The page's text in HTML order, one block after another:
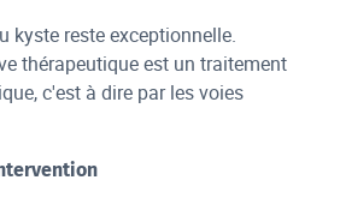
kyste reste exceptionnelle.
thérapeutique est un traitement
c'est à dire par les voies